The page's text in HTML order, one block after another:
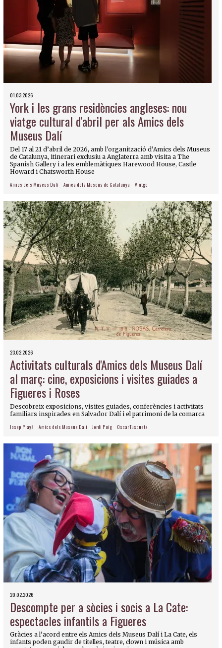
01.03.2026
York i les grans residències angleses: nou
viatge cultural d'abril per als Amics dels
Museus Dalí
Del 17 al 21 d’abril de 2026, amb l'organització d’Amics dels Museus
de Catalunya, itinerari exclusiu a Anglaterra amb visita a The
Spanish Gallery i a les emblemàtiques Harewood House, Castle
Howard i Chatsworth House
Amics dels Museus Dalí Amics dels Museus de Catalunya Viatge
23.02.2026
Activitats culturals d'Amics dels Museus Dalí
al març: cine, exposicions i visites guiades a
Figueres i Roses
Descobreix exposicions, visites guiades, conferències i activitats
familiars inspirades en Salvador Dalí i el patrimoni de la comarca
Josep Playà Amics dels Museus Dalí Jordi Puig Oscar Tusquets
20.02.2026
Descompte per a sòcies i socis a La Cate:
espectacles infantils a Figueres
Gràcies a l’acord entre els Amics dels Museus Dalí i La Cate, els
infants poden gaudir de titelles, teatre, clown i música amb